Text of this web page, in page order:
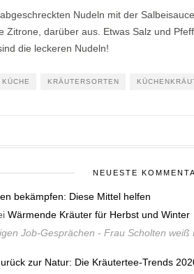
Nudeln mit der
Zitrone, darüber aus. Etwas Salz und
die leckeren Nudeln!
KRÄUTERSORTEN
NEUESTE
bekämpfen: Diese Mittel helfen
Wärmende Kräuter für Herbst und Winter
Job-Gesprächen - Frau Scholten weiß
zur Natur: Die Kräutertee-Trends